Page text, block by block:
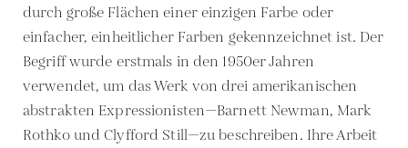
durch große Flächen einer einzigen Farbe oder
einfacher, einheitlicher Farben gekennzeichnet ist. Der
Begriff wurde erstmals in den 1950er Jahren
verwendet, um das Werk von drei amerikanischen
abstrakten Expressionisten—Barnett Newman, Mark
Rothko und Clyfford Still—zu beschreiben. Ihre Arbeit